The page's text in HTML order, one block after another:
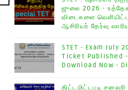
ஜுலை 2026 -
விடைகளை
ஆசிரியர் தேர்வு
STET - Exam July
Ticket Published -
Download Now -
திட்டமிட்டபடி